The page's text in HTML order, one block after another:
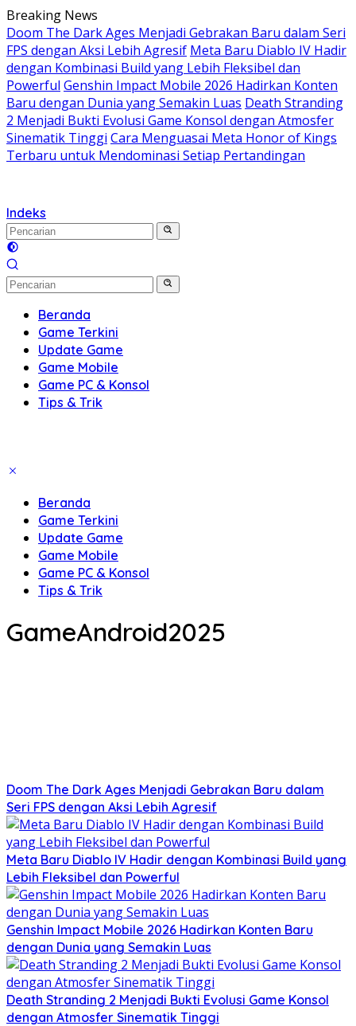
Langsung
ke
konten
Breaking News
Doom The Dark Ages Menjadi Gebrakan Baru dalam Seri
FPS dengan Aksi Lebih Agresif Meta Baru Diablo IV Hadir
dengan Kombinasi Build yang Lebih Fleksibel dan
Powerful Genshin Impact Mobile 2026 Hadirkan Konten
Baru dengan Dunia yang Semakin Luas Death Stranding
2 Menjadi Bukti Evolusi Game Konsol dengan Atmosfer
Sinematik Tinggi Cara Menguasai Meta Honor of Kings
Terbaru untuk Mendominasi Setiap Pertandingan
Indeks
Beranda
Game Terkini
Update Game
Game Mobile
Game PC & Konsol
Tips & Trik
Beranda
Game Terkini
Update Game
Game Mobile
Game PC & Konsol
Tips & Trik
GameAndroid2025
Doom The Dark Ages Menjadi Gebrakan Baru dalam
Seri FPS dengan Aksi Lebih Agresif
Meta Baru Diablo IV Hadir dengan Kombinasi Build yang
Lebih Fleksibel dan Powerful
Genshin Impact Mobile 2026 Hadirkan Konten Baru
dengan Dunia yang Semakin Luas
Death Stranding 2 Menjadi Bukti Evolusi Game Konsol
dengan Atmosfer Sinematik Tinggi